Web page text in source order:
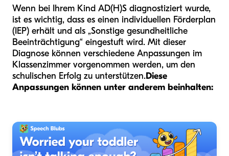
Wenn bei Ihrem Kind AD(H)S diagnostiziert wurde,
ist es wichtig, dass es einen individuellen Förderplan
(IEP) erhält und als „Sonstige gesundheitliche
Beeinträchtigung“ eingestuft wird. Mit dieser
Diagnose können verschiedene Anpassungen im
Klassenzimmer vorgenommen werden, um den
schulischen Erfolg zu unterstützen.Diese
Anpassungen können unter anderem beinhalten: